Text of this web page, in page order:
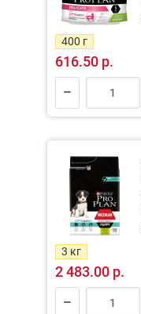
400 г
616.50 р.
3 кг
2 483.00 р.